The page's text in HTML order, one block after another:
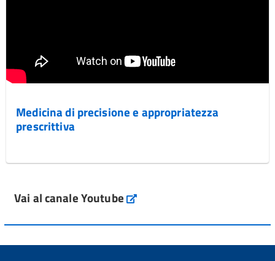
Medicina di precisione e appropriatezza
prescrittiva
Vai al canale Youtube